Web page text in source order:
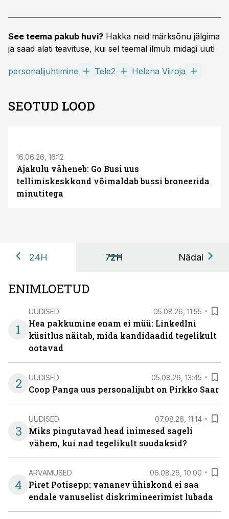
See teema pakub huvi? Hakka neid märksõnu jälgima
ja saad alati teavituse, kui sel teemal ilmub midagi uut!
personalijuhtimine Tele2 Helena Viiroja
SEOTUD LOOD
16.06.26, 16:12
Ajakulu väheneb: Go Busi uus
tellimiskeskkond võimaldab bussi broneerida
minutitega
24H 72H Nädal
ENIMLOETUD
1
UUDISED 05.08.26, 11:55
Hea pakkumine enam ei müü: LinkedIni
küsitlus näitab, mida kandidaadid tegelikult
ootavad
2 UUDISED 05.08.26, 13:45
Coop Panga uus personalijuht on Pirkko Saar
3
UUDISED 07.08.26, 11:14
Miks pingutavad head inimesed sageli
vähem, kui nad tegelikult suudaksid?
4
ARVAMUSED 06.08.26, 10:00
Piret Potisepp: vananev ühiskond ei saa
endale vanuselist diskrimineerimist lubada